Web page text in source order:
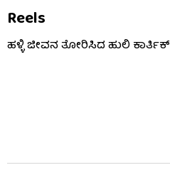
Reels
ಹಳ್ಳಿ ಜೀವನ ತೋರಿಸಿದ ಹುಲಿ ಕಾರ್ತಿಕ್